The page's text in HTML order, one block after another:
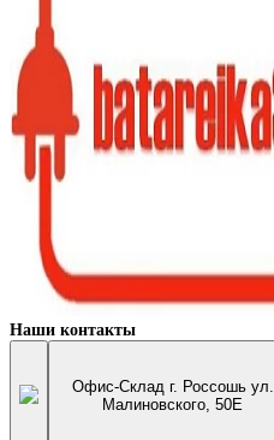
Наши контакты
Офис-Склад г. Россошь ул.
Малиновского, 50Е